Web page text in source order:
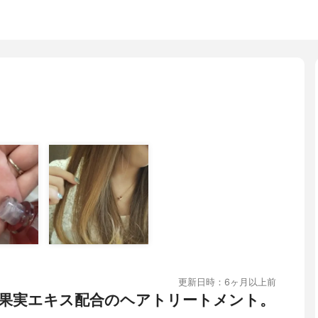
更新日時：6ヶ月以上前
実エキス配合のヘアトリートメント。